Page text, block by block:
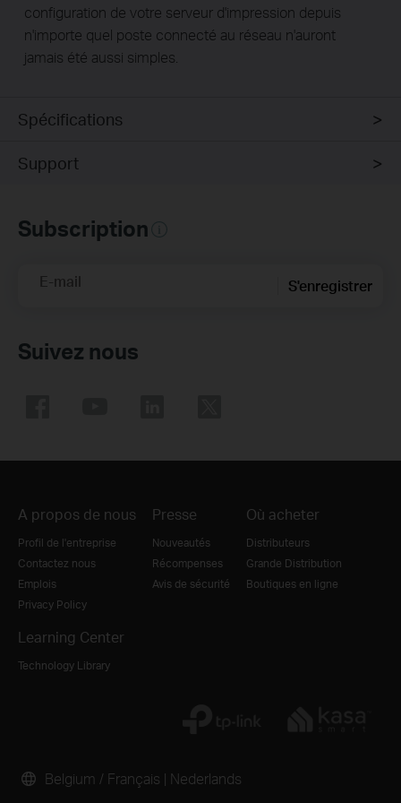
configuration de votre serveur d'impression depuis
n'importe quel poste connecté au réseau n'auront
jamais été aussi simples.
Spécifications
Support
Subscription
E-mail S'enregistrer
Suivez nous
A propos de nous
Profil de l'entreprise
Contactez nous
Emplois
Privacy Policy
Presse
Nouveautés
Récompenses
Avis de sécurité
Où acheter
Distributeurs
Grande Distribution
Boutiques en ligne
Learning Center
Technology Library
Belgium / Français | Nederlands